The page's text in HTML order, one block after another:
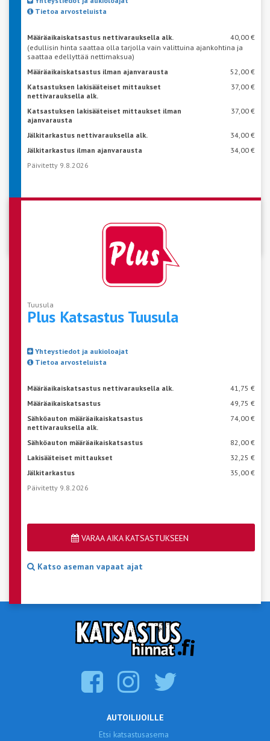
Tietoa arvosteluista
Määräaikaiskatsastus nettivarauksella alk.
40,00 €
(edullisin hinta saattaa olla tarjolla vain valittuina ajankohtina ja
saattaa edellyttää nettimaksua)
Määräaikaiskatsastus ilman ajanvarausta
52,00 €
Katsastuksen lakisääteiset mittaukset
nettivarauksella alk.
37,00 €
Katsastuksen lakisääteiset mittaukset ilman
ajanvarausta
37,00 €
Jälkitarkastus nettivarauksella alk.
34,00 €
Jälkitarkastus ilman ajanvarausta
34,00 €
Päivitetty 9.8.2026
Tuusula
Plus Katsastus Tuusula
Yhteystiedot ja aukioloajat
Tietoa arvosteluista
Määräaikaiskatsastus nettivarauksella alk.
41,75 €
Määräaikaiskatsastus
49,75 €
Sähköauton määräaikaiskatsastus
nettivarauksella alk.
74,00 €
Sähköauton määräaikaiskatsastus
82,00 €
Lakisääteiset mittaukset
32,25 €
Jälkitarkastus
35,00 €
Päivitetty 9.8.2026
VARAA AIKA KATSASTUKSEEN
Katso aseman vapaat ajat
AUTOILIJOILLE
Etsi katsastusasema